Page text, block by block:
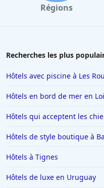
Régions
Recherches les plus
Hôtels avec piscine à Les
Hôtels en bord de mer en
Hôtels qui acceptent les
Hôtels de style boutique à
Hôtels à Tignes
Hôtels de luxe en Uruguay